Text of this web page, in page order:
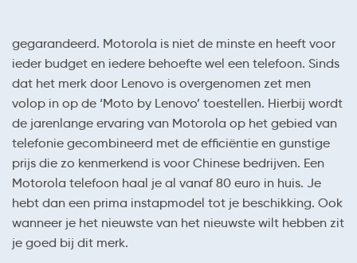
gegarandeerd. Motorola is niet de minste en heeft voor
ieder budget en iedere behoefte wel een telefoon. Sinds
dat het merk door Lenovo is overgenomen zet men
volop in op de ‘Moto by Lenovo’ toestellen. Hierbij wordt
de jarenlange ervaring van Motorola op het gebied van
telefonie gecombineerd met de efficiëntie en gunstige
prijs die zo kenmerkend is voor Chinese bedrijven. Een
Motorola telefoon haal je al vanaf 80 euro in huis. Je
hebt dan een prima instapmodel tot je beschikking. Ook
wanneer je het nieuwste van het nieuwste wilt hebben zit
je goed bij dit merk.